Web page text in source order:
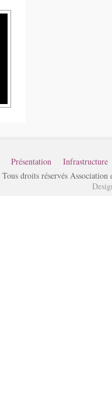
Présentation
Infrastructure
Tous droits réservés